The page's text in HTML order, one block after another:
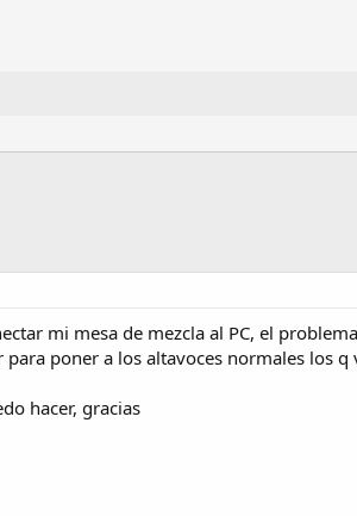
mi mesa de mezcla al PC, el
poner a los altavoces normales los
hacer, gracias